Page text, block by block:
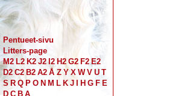
Pentueet-sivu
Litters-page
M2 L2 K2 J2 I2 H2 G2 F2 E2
D2 C2 B2 A2 Å Z Y X W V U T
S R Q P O N M L K J H G F E
D C B A